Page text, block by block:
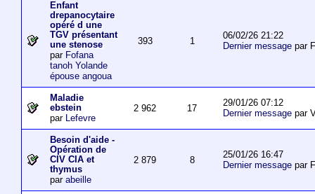
Enfant
drepanocytaire
opéré d une
TGV présentant
une stenose
par Fofana
tanoh Yolande
épouse angoua
393 1
06/02/26 21:22
Dernier messagepar
Maladie
ebstein
par Lefevre
2 962 17
29/01/26 07:12
Dernier messagepar
Besoin d'aide -
Opération de
CIV CIA et
thymus
par abeille
2 879 8
25/01/26 16:47
Dernier messagepar